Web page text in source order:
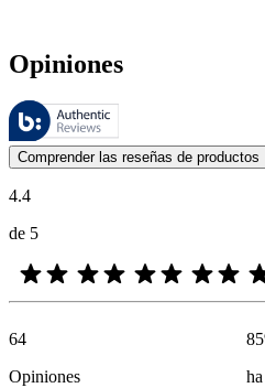
Opiniones
Estas reseñas las gestiona
Las opiniones de los clientes en
Comprender las reseñas de productos
4.4
de 5
64
Opiniones
85